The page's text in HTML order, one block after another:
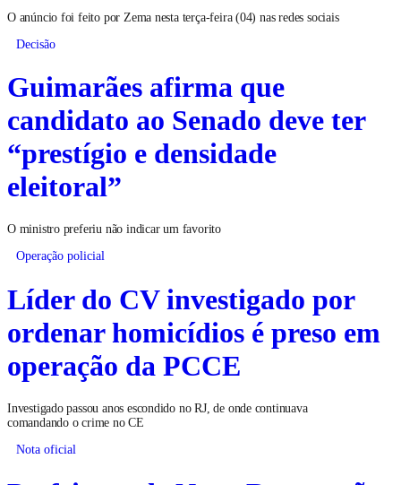
O anúncio foi feito por Zema nesta terça-feira (04) nas redes sociais
Decisão
Guimarães afirma que
candidato ao Senado deve ter
“prestígio e densidade
eleitoral”
O ministro preferiu não indicar um favorito
Operação policial
Líder do CV investigado por
ordenar homicídios é preso em
operação da PCCE
Investigado passou anos escondido no RJ, de onde continuava
comandando o crime no CE
Nota oficial